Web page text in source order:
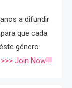
a difundir
que cada
género.
>>> Join Now!!!